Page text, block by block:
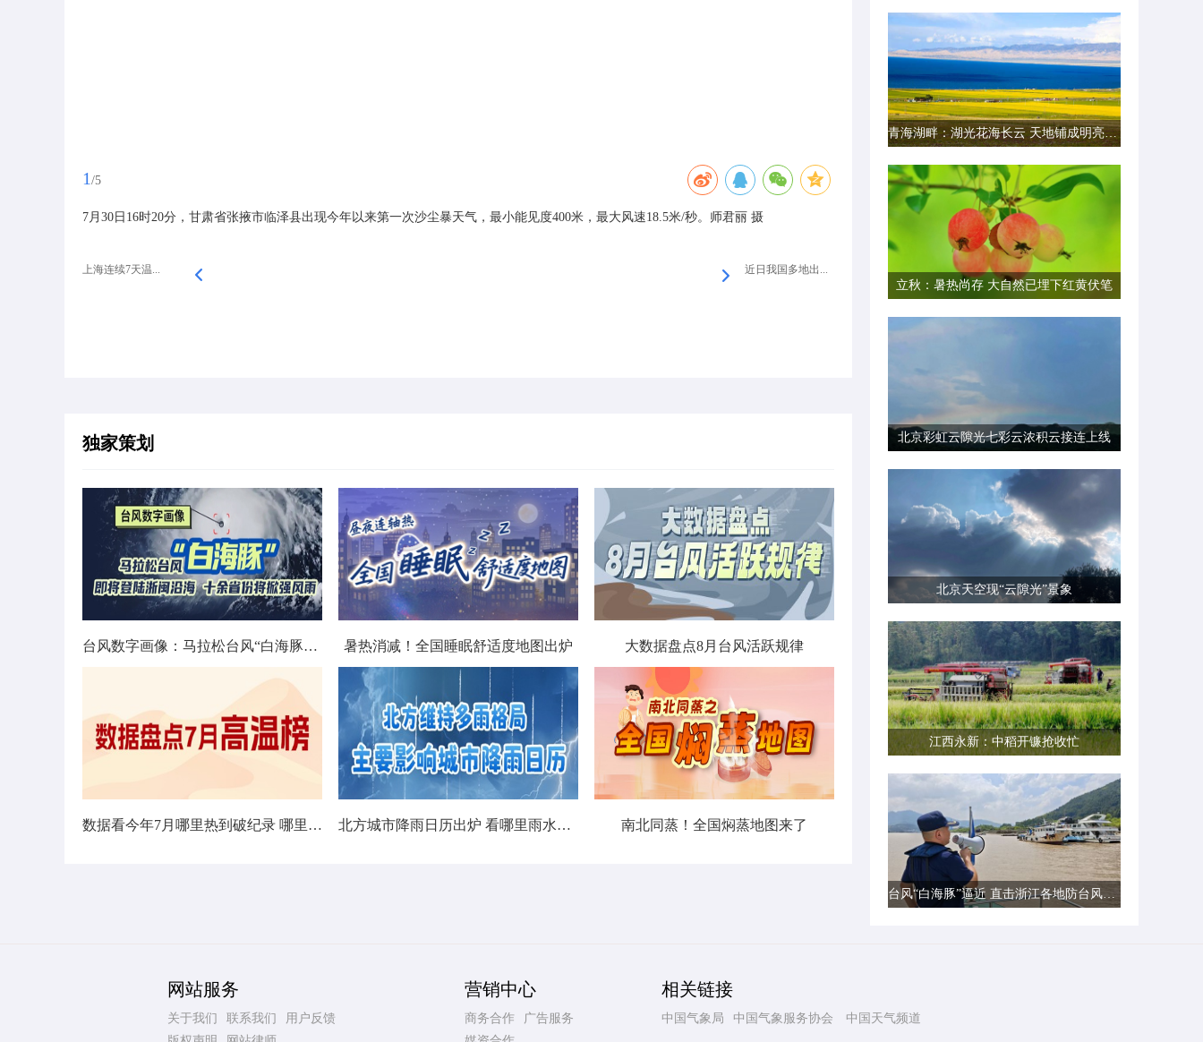
1 /5
7月30日16时20分，甘肃省张掖市临泽县出现今年以来第一次沙尘暴天气，最小能见度400米，最大风速18.5米/秒。师君丽 摄
上海连续7天温... 近日我国多地出...
独家策划
台风数字画像：马拉松台风“白海豚”将影响十余省份 暑热消减！全国睡眠舒适度地图出炉 大数据盘点8月台风活跃规律
数据看今年7月哪里热到破纪录 哪里暑热连轴转 北方城市降雨日历出炉 看哪里雨水超长待机 南北同蒸！全国焖蒸地图来了
青海湖畔：湖光花海长云 天地铺成明亮画卷
立秋：暑热尚存 大自然已埋下红黄伏笔
北京彩虹云隙光七彩云浓积云接连上线
北京天空现“云隙光”景象
江西永新：中稻开镰抢收忙
台风“白海豚”逼近 直击浙江各地防台风一线现场
网站服务
关于我们 联系我们
用户反馈
营销中心
商务合作
广告服务
相关链接
中国气象局 中国气象服务协会 中国天气频道